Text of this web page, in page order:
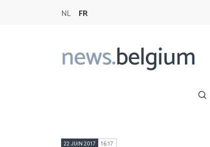
NL FR
news.belgium
Main
navigation
22 JUIN 2017 16:17